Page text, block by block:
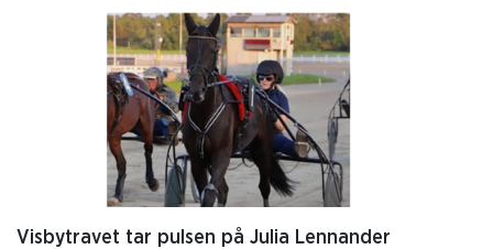
Visbytravet tar pulsen på Julia Lennander